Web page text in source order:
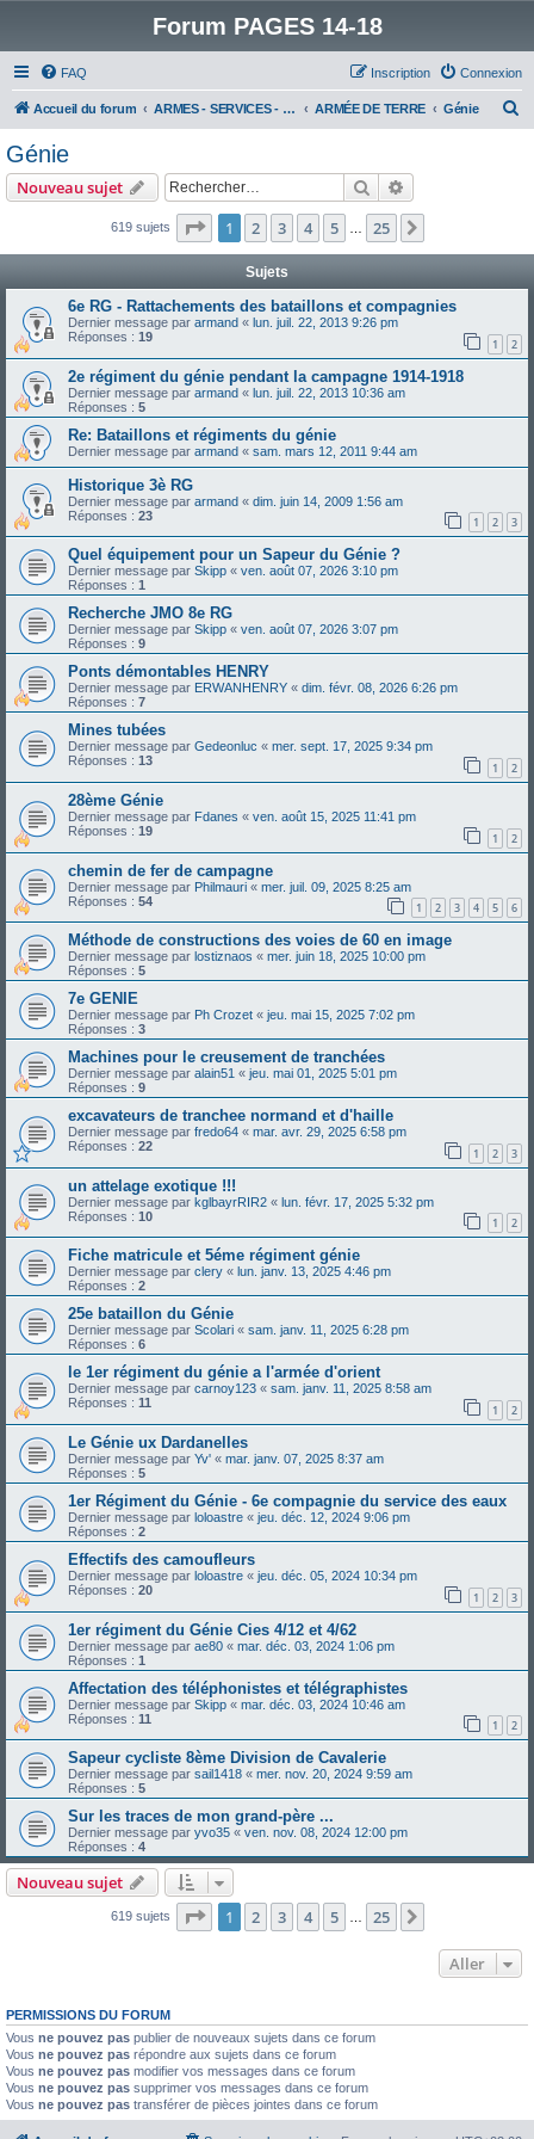
Forum PAGES 14-18
FAQ Connexion
Inscription
Accueil du forum ARMES - SERVICES - UNITES : historiques & discussions ARMÉE DE TERRE Génie
e
Génie
Nouveau sujet Rechercher
619 sujets Page 1sur25
1 2 3 4 5 25
Sujets
6e RG - Rattachements des bataillons et compagnies
Dernier message par armand « lun. juil. 22, 2013 9:26 pm
Réponses : 19 1 2
2e régiment du génie pendant la campagne 1914-1918
Dernier message par armand « lun. juil. 22, 2013 10:36 am
Réponses : 5
Re: Bataillons et régiments du génie
Dernier message par armand « sam. mars 12, 2011 9:44 am
Historique 3è RG
Dernier message par armand « dim. juin 14, 2009 1:56 am
Réponses : 23 1 2 3
Quel équipement pour un Sapeur du Génie ?
Dernier message par Skipp « ven. août 07, 2026 3:10 pm
Réponses : 1
Recherche JMO 8e RG
Dernier message par Skipp « ven. août 07, 2026 3:07 pm
Réponses : 9
Ponts démontables HENRY
Dernier message par ERWANHENRY « dim. févr. 08, 2026 6:26 pm
Réponses : 7
Mines tubées
Dernier message par Gedeonluc « mer. sept. 17, 2025 9:34 pm
Réponses : 13 1 2
28ème Génie
Dernier message par Fdanes « ven. août 15, 2025 11:41 pm
Réponses : 19 1 2
chemin de fer de campagne
Dernier message par Philmauri « mer. juil. 09, 2025 8:25 am
Réponses : 54 1 2 3 4 5 6
Méthode de constructions des voies de 60 en image
Dernier message par lostiznaos « mer. juin 18, 2025 10:00 pm
Réponses : 5
7e GENIE
Dernier message par Ph Crozet « jeu. mai 15, 2025 7:02 pm
Réponses : 3
Machines pour le creusement de tranchées
Dernier message par alain51 « jeu. mai 01, 2025 5:01 pm
Réponses : 9
excavateurs de tranchee normand et d'haille
Dernier message par fredo64 « mar. avr. 29, 2025 6:58 pm
Réponses : 22 1 2 3
un attelage exotique !!!
Dernier message par kglbayrRIR2 « lun. févr. 17, 2025 5:32 pm
Réponses : 10 1 2
Fiche matricule et 5éme régiment génie
Dernier message par clery « lun. janv. 13, 2025 4:46 pm
Réponses : 2
25e bataillon du Génie
Dernier message par Scolari « sam. janv. 11, 2025 6:28 pm
Réponses : 6
le 1er régiment du génie a l'armée d'orient
Dernier message par carnoy123 « sam. janv. 11, 2025 8:58 am
Réponses : 11 1 2
Le Génie ux Dardanelles
Dernier message par Yv' « mar. janv. 07, 2025 8:37 am
Réponses : 5
1er Régiment du Génie - 6e compagnie du service des eaux
Dernier message par loloastre « jeu. déc. 12, 2024 9:06 pm
Réponses : 2
Effectifs des camoufleurs
Dernier message par loloastre « jeu. déc. 05, 2024 10:34 pm
Réponses : 20 1 2 3
1er régiment du Génie Cies 4/12 et 4/62
Dernier message par ae80 « mar. déc. 03, 2024 1:06 pm
Réponses : 1
Affectation des téléphonistes et télégraphistes
Dernier message par Skipp « mar. déc. 03, 2024 10:46 am
Réponses : 11 1 2
Sapeur cycliste 8ème Division de Cavalerie
Dernier message par sail1418 « mer. nov. 20, 2024 9:59 am
Réponses : 5
Sur les traces de mon grand-père ...
Dernier message par yvo35 « ven. nov. 08, 2024 12:00 pm
Réponses : 4
Nouveau sujet
619 sujets Page 1sur25
1 2 3 4 5 … 25
Aller
PERMISSIONS DU FORUM
Vous ne pouvez pas publier de nouveaux sujets dans ce forum
Vous ne pouvez pas répondre aux sujets dans ce forum
Vous ne pouvez pas modifier vos messages dans ce forum
Vous ne pouvez pas supprimer vos messages dans ce forum
Vous ne pouvez pas transférer de pièces jointes dans ce forum